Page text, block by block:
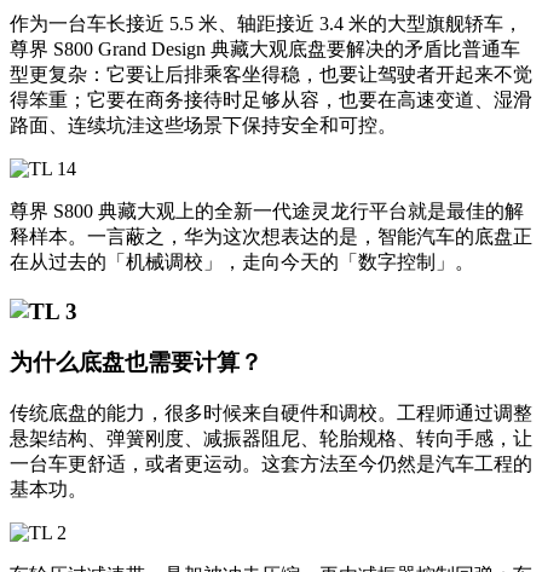
作为一台车长接近 5.5 米、轴距接近 3.4 米的大型旗舰轿车，
尊界 S800 Grand Design 典藏大观底盘要解决的矛盾比普通车
型更复杂：它要让后排乘客坐得稳，也要让驾驶者开起来不觉
得笨重；它要在商务接待时足够从容，也要在高速变道、湿滑
路面、连续坑洼这些场景下保持安全和可控。
尊界 S800 典藏大观上的全新一代途灵龙行平台就是最佳的解
释样本。一言蔽之，华为这次想表达的是，智能汽车的底盘正
在从过去的「机械调校」，走向今天的「数字控制」。
为什么底盘也需要计算？
传统底盘的能力，很多时候来自硬件和调校。工程师通过调整
悬架结构、弹簧刚度、减振器阻尼、轮胎规格、转向手感，让
一台车更舒适，或者更运动。这套方法至今仍然是汽车工程的
基本功。